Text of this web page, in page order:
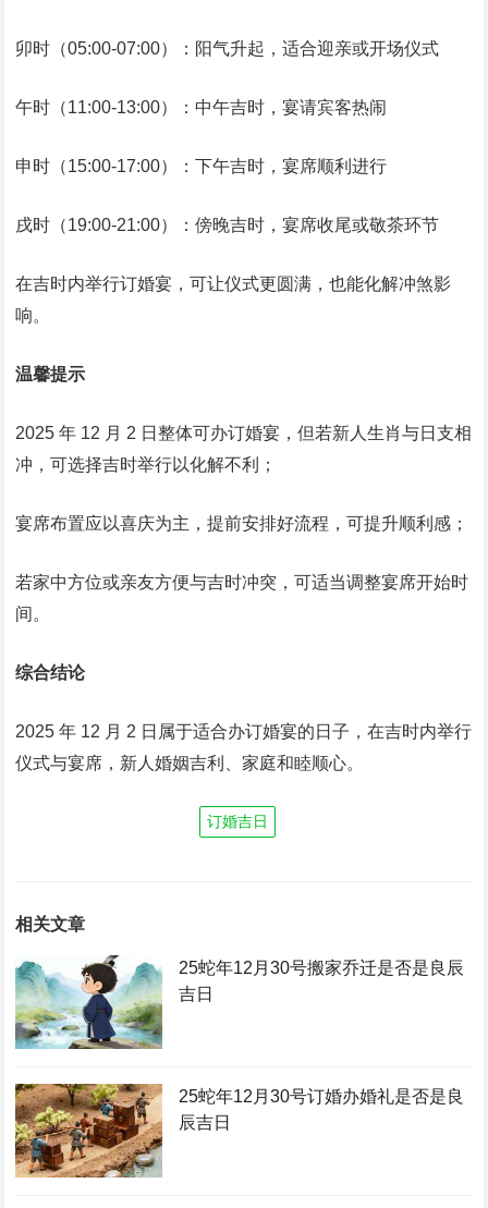
卯时（05:00‑07:00）：阳气升起，适合迎亲或开场仪式
午时（11:00‑13:00）：中午吉时，宴请宾客热闹
申时（15:00‑17:00）：下午吉时，宴席顺利进行
戌时（19:00‑21:00）：傍晚吉时，宴席收尾或敬茶环节
在吉时内举行订婚宴，可让仪式更圆满，也能化解冲煞影
响。
温馨提示
2025 年 12 月 2 日整体可办订婚宴，但若新人生肖与日支相
冲，可选择吉时举行以化解不利；
宴席布置应以喜庆为主，提前安排好流程，可提升顺利感；
若家中方位或亲友方便与吉时冲突，可适当调整宴席开始时
间。
综合结论
2025 年 12 月 2 日属于适合办订婚宴的日子，在吉时内举行
仪式与宴席，新人婚姻吉利、家庭和睦顺心。
订婚吉日
相关文章
25蛇年12月30号搬家乔迁是否是良辰
吉日
25蛇年12月30号订婚办婚礼是否是良
辰吉日